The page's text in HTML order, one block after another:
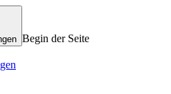
Begin der Seite